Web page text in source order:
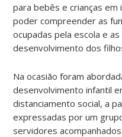
para bebês e crianças
poder compreender as
ocupadas pela escola e
desenvolvimento dos
Na ocasião foram
desenvolvimento infantil
distanciamento social, a
expressadas por um
servidores